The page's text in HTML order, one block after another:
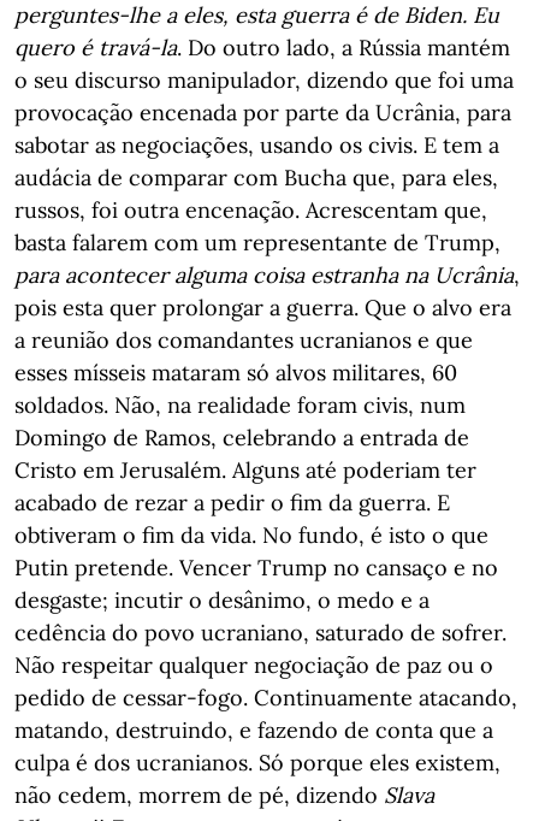
perguntes-lhe a eles, esta guerra é de Biden. Eu
quero é travá-la. Do outro lado, a Rússia mantém
o seu discurso manipulador, dizendo que foi uma
provocação encenada por parte da Ucrânia, para
sabotar as negociações, usando os civis. E tem a
audácia de comparar com Bucha que, para eles,
russos, foi outra encenação. Acrescentam que,
basta falarem com um representante de Trump,
para acontecer alguma coisa estranha na Ucrânia,
pois esta quer prolongar a guerra. Que o alvo era
a reunião dos comandantes ucranianos e que
esses mísseis mataram só alvos militares, 60
soldados. Não, na realidade foram civis, num
Domingo de Ramos, celebrando a entrada de
Cristo em Jerusalém. Alguns até poderiam ter
acabado de rezar a pedir o fim da guerra. E
obtiveram o fim da vida. No fundo, é isto o que
Putin pretende. Vencer Trump no cansaço e no
desgaste; incutir o desânimo, o medo e a
cedência do povo ucraniano, saturado de sofrer.
Não respeitar qualquer negociação de paz ou o
pedido de cessar-fogo. Continuamente atacando,
matando, destruindo, e fazendo de conta que a
culpa é dos ucranianos. Só porque eles existem,
não cedem, morrem de pé, dizendo Slava